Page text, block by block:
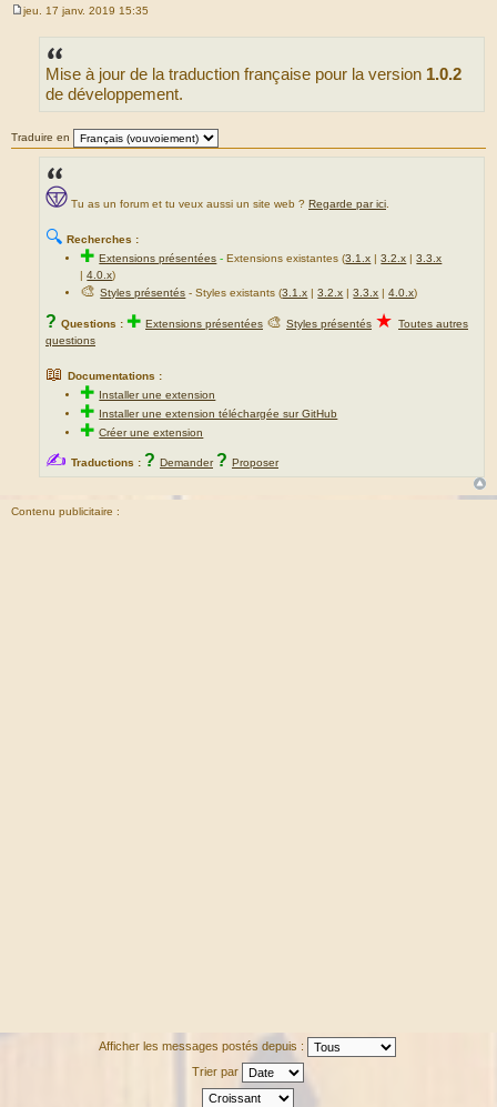
M
jeu. 17 janv. 2019 15:35
Mise à jour de la traduction française pour la version 1.0.2
de développement.
Traduire en
Tu as un forum et tu veux aussi un site web ? Regarde par ici.
🔍 Recherches :
✚Extensions présentées - Extensions existantes (3.1.x |3.2.x |3.3.x
|4.0.x)
🎨Styles présentés - Styles existants (3.1.x |3.2.x |3.3.x |4.0.x)
? Questions : ✚ Extensions présentées 🎨 Styles présentés ★ Toutes autres
questions
📖 Documentations :
✚ Installer une extension
✚ Installer une extension téléchargée sur GitHub
✚Créer une extension
✍ Traductions : ? Demander ? Proposer
Contenu publicitaire :
Afficher les messages postés depuis :
Trier par